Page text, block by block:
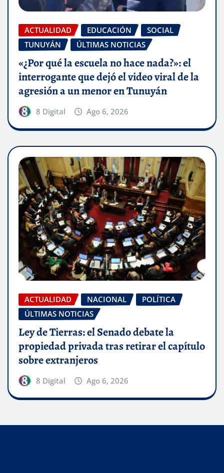
ACTUALIDAD EDUCACIÓN
SOCIAL
TUNUYÁN
ÚLTIMAS NOTICIAS
«¿Por qué la escuela no hace nada?»: el
interrogante que dejó el video viral de la
agresión a un menor en Tunuyán
8 Digital Ago 6, 2026
ACTUALIDAD NACIONAL
POLÍTICA
ÚLTIMAS NOTICIAS
Ley de Tierras: el Senado debate la
propiedad privada tras retirar el capítulo
sobre extranjeros
8 Digital Ago 6, 2026